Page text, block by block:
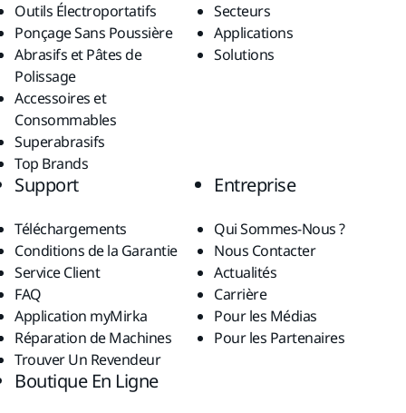
Outils Électroportatifs
Ponçage Sans Poussière
Abrasifs et Pâtes de
Polissage
Accessoires et
Consommables
Superabrasifs
Top Brands
Secteurs
Applications
Solutions
Support
Téléchargements
Conditions de la Garantie
Service Client
FAQ
Application myMirka
Réparation de Machines
Trouver Un Revendeur
Entreprise
Qui Sommes-Nous ?
Nous Contacter
Actualités
Carrière
Pour les Médias
Pour les Partenaires
Boutique En Ligne